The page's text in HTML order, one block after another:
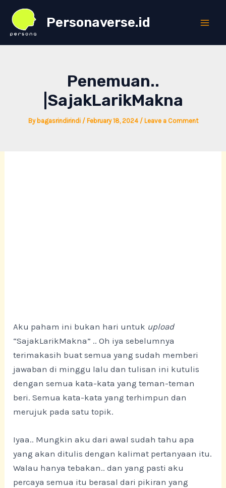
content
Personaverse.id
Penemuan..
|SajakLarikMakna
By bagasrindirindi / February 18, 2024 / Leave a Comment
Aku paham ini bukan hari untuk upload
“SajakLarikMakna” .. Oh iya sebelumnya
terimakasih buat semua yang sudah memberi
jawaban di minggu lalu dan tulisan ini kutulis
dengan semua kata-kata yang teman-teman
beri. Semua kata-kata yang terhimpun dan
merujuk pada satu topik.
Iyaa.. Mungkin aku dari awal sudah tahu apa
yang akan ditulis dengan kalimat pertanyaan itu.
Walau hanya tebakan.. dan yang pasti aku
percaya semua itu berasal dari pikiran yang